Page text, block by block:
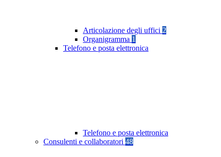
Articolazione degli uffici 2
Organigramma 1
Telefono e posta elettronica
Telefono e posta elettronica
Consulenti e collaboratori 48